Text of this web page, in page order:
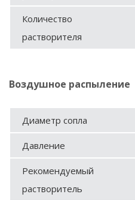
Количество
растворителя
Воздушное распыление
Диаметр сопла
Давление
Рекомендуемый
растворитель